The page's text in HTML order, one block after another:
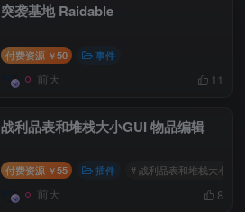
突袭基地 Raidable
付费资源 ￥50 事件
前天 11
战利品表和堆栈大小GUI 物品编辑
付费资源 ￥55 插件 # 战利品表和堆栈大小GUI
前天 8